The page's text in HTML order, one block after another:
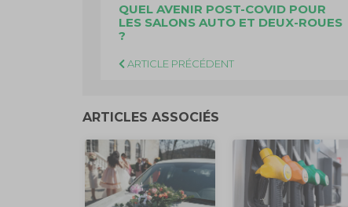
QUEL AVENIR POST-COVID POUR
LES SALONS AUTO ET DEUX-ROUES
?
ARTICLE PRÉCÉDENT
ARTICLES ASSOCIÉS